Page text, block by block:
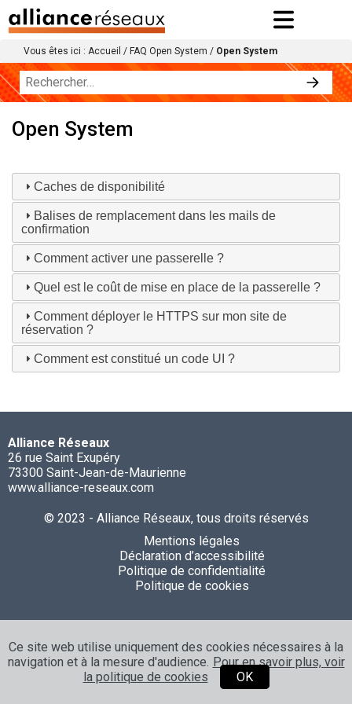
Vous êtes ici : Accueil / FAQ Open System / Open System
Open System
Caches de disponibilité
Balises de remplacement dans les mails de
confirmation
Comment activer une passerelle ?
Quel est le coût de mise en place de la passerelle ?
Comment déployer le HTTPS sur mon site de
réservation ?
Comment est constitué un code UI ?
Alliance Réseaux
26 rue Saint Exupéry
73300 Saint-Jean-de-Maurienne
www.alliance-reseaux.com
© 2023 - Alliance Réseaux, tous droits réservés
Mentions légales
Déclaration d’accessibilité
Politique de confidentialité
Politique de cookies
Ce site web utilise uniquement des cookies nécessaires à la
navigation et à la mesure d'audience. Pour en savoir plus, voir
la politique de cookies
OK